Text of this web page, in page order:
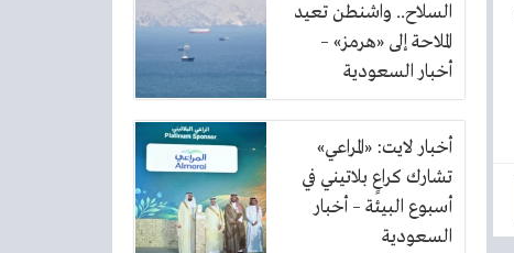
السلاح.. واشنطن تعيد
الملاحة إلى «هرمز» –
أخبار السعودية
أخبار لايت: «المراعي»
تشارك كراعٍ بلاتيني في
أسبوع البيئة – أخبار
السعودية